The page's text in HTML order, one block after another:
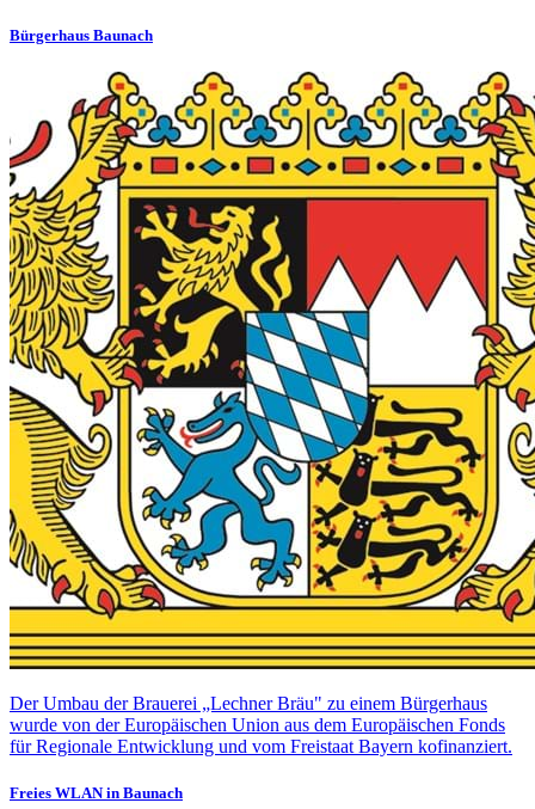
Bürgerhaus Baunach
Der Umbau der Brauerei „Lechner Bräu" zu einem Bürgerhaus
wurde von der Europäischen Union aus dem Europäischen Fonds
für Regionale Entwicklung und vom Freistaat Bayern kofinanziert.
Freies WLAN in Baunach